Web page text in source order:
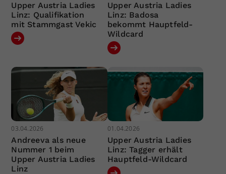
Upper Austria Ladies
Linz: Qualifikation
mit Stammgast Vekic
Upper Austria Ladies
Linz: Badosa
bekommt Hauptfeld-
Wildcard
03.04.2026
Andreeva als neue
Nummer 1 beim
Upper Austria Ladies
Linz
01.04.2026
Upper Austria Ladies
Linz: Tagger erhält
Hauptfeld-Wildcard